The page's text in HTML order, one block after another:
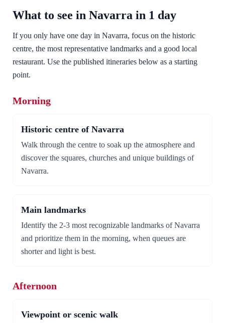
What to see in Navarra in 1 day
If you only have one day in Navarra, focus on the historic
centre, the most representative landmarks and a good local
restaurant. Use the published itineraries below as a starting
point.
Morning
Historic centre of Navarra
Walk through the centre to soak up the atmosphere and
discover the squares, churches and unique buildings of
Navarra.
Main landmarks
Identify the 2-3 most recognizable landmarks of Navarra
and prioritize them in the morning, when queues are
shorter and light is best.
Afternoon
Viewpoint or scenic walk